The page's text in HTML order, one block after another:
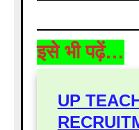
इसे भी पढ़ें…
UP